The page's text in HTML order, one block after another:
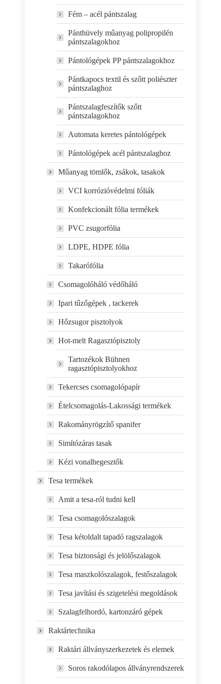
Fém – acél pántszalag
Pánthüvely műanyag polipropilén
pántszalagokhoz
Pántológépek PP pántszalagokhoz
Pántkapocs textil és szőtt poliészter
pántszalaghoz
Pántszalagfeszítők szőtt
pántszalagokhoz
Automata keretes pántológépek
Pántológépek acél pántszalaghoz
Műanyag tömlők, zsákok, tasakok
VCI korrózióvédelmi fóliák
Konfekcionált fólia termékek
PVC zsugorfólia
LDPE, HDPE fólia
Takarófólia
Csomagolóháló védőháló
Ipari tűzőgépek , tackerek
Hőzsugor pisztolyok
Hot-melt Ragasztópisztoly
Tartozékok Bühnen
ragasztópisztolyokhoz
Tekercses csomagolópapír
Ételcsomagolás-Lakossági termékek
Rakományrögzítő spanifer
Simítózáras tasak
Kézi vonalhegesztők
Tesa termékek
Amit a tesa-ról tudni kell
Tesa csomagolószalagok
Tesa kétoldalt tapadó ragszalagok
Tesa biztonsági és jelölőszalagok
Tesa maszkolószalagok, festőszalagok
Tesa javítási és szigetelési megoldások
Szalagfelhordó, kartonzáró gépek
Raktártechnika
Raktári állványszerkezetek és elemek
Soros rakodólapos állványrendszerek